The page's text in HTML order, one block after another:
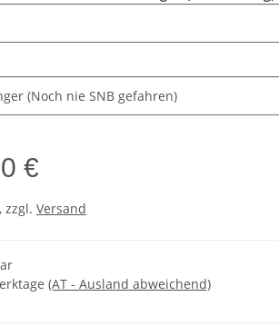
€
zzgl. Versand
(AT - Ausland abweichend)